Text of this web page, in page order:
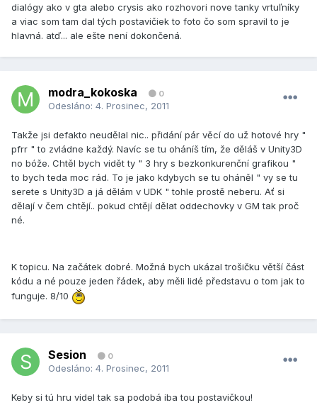
dialógy ako v gta alebo crysis ako rozhovori nove tanky vrtuľníky
a viac som tam dal tých postavičiek to foto čo som spravil to je
hlavná. atď... ale ešte není dokončená.
modra_kokoska 0
Odesláno: 4. Prosinec, 2011
Takže jsi defakto neudělal nic.. přidání pár věcí do už hotové hry "
pfrr " to zvládne každý. Navíc se tu oháníš tím, že děláš v Unity3D
no bóže. Chtěl bych vidět ty " 3 hry s bezkonkurenční grafikou "
to bych teda moc rád. To je jako kdybych se tu oháněl " vy se tu
serete s Unity3D a já dělám v UDK " tohle prostě neberu. Ať si
dělají v čem chtějí.. pokud chtějí dělat oddechovky v GM tak proč
né.
K topicu. Na začátek dobré. Možná bych ukázal trošičku větší část
kódu a né pouze jeden řádek, aby měli lidé představu o tom jak to
funguje. 8/10
Sesion 0
Odesláno: 4. Prosinec, 2011
Keby si tú hru videl tak sa podobá iba tou postavičkou!